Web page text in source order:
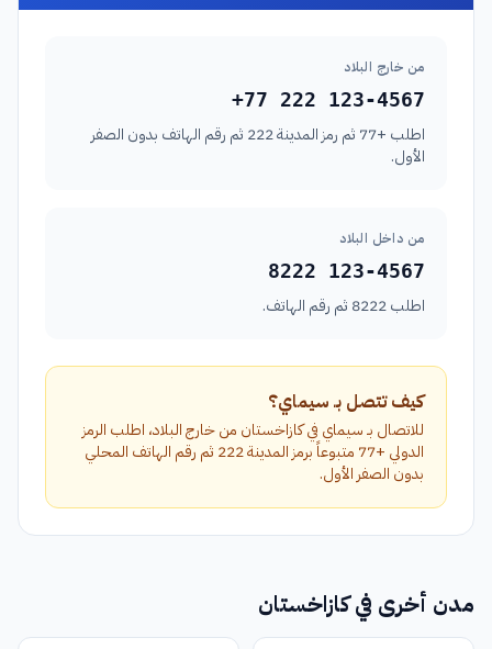
من خارج البلاد
+77 222 123-4567
اطلب +77 ثم رمز المدينة 222 ثم رقم الهاتف بدون الصفر
الأول.
من داخل البلاد
8222 123-4567
اطلب 8222 ثم رقم الهاتف.
كيف تتصل بـ سيماي؟
للاتصال بـ سيماي في كازاخستان من خارج البلاد، اطلب الرمز
الدولي +77 متبوعاً برمز المدينة 222 ثم رقم الهاتف المحلي
بدون الصفر الأول.
مدن أخرى في كازاخستان